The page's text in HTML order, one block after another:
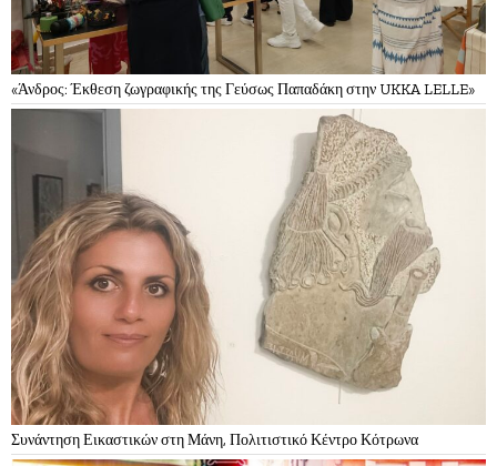
«Άνδρος: Έκθεση ζωγραφικής της Γεύσως Παπαδάκη στην UKKA LELLE»
Συνάντηση Εικαστικών στη Μάνη, Πολιτιστικό Κέντρο Κότρωνα